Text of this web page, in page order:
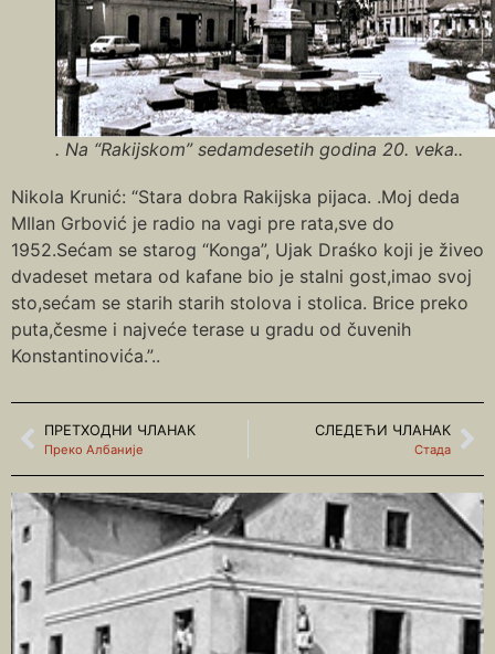
. Na “Rakijskom” sedamdesetih godina 20. veka..
Nikola Krunić: “Stara dobra Rakijska pijaca. .Moj deda
MIlan Grbović je radio na vagi pre rata,sve do
1952.Sećam se starog “Konga”, Ujak Draśko koji je živeo
dvadeset metara od kafane bio je stalni gost,imao svoj
sto,sećam se starih starih stolova i stolica. Brice preko
puta,česme i najveće terase u gradu od čuvenih
Konstantinovića.”..
ПРЕТХОДНИ ЧЛАНАК
Преко Албаније
СЛЕДЕЋИ ЧЛАНАК
Стада